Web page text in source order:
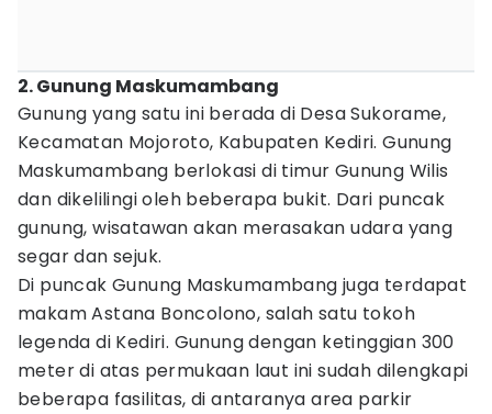
2. Gunung Maskumambang
Gunung yang satu ini berada di Desa Sukorame,
Kecamatan Mojoroto, Kabupaten Kediri. Gunung
Maskumambang berlokasi di timur Gunung Wilis
dan dikelilingi oleh beberapa bukit. Dari puncak
gunung, wisatawan akan merasakan udara yang
segar dan sejuk.
Di puncak Gunung Maskumambang juga terdapat
makam Astana Boncolono, salah satu tokoh
legenda di Kediri. Gunung dengan ketinggian 300
meter di atas permukaan laut ini sudah dilengkapi
beberapa fasilitas, di antaranya area parkir